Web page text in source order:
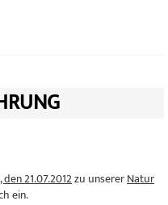
21.07.2012zu unsererNatur
ein.